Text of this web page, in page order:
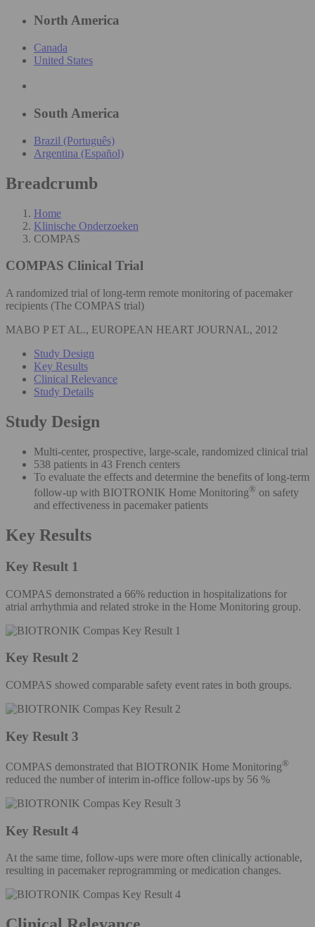
North America
Canada
United States
South America
Brazil (Português)
Argentina (Español)
Breadcrumb
Home
Klinische Onderzoeken
COMPAS
COMPAS Clinical Trial
A randomized trial of long-term remote monitoring of pacemaker
recipients (The COMPAS trial)
MABO P ET AL., EUROPEAN HEART JOURNAL, 2012
Study Design
Key Results
Clinical Relevance
Study Details
Study Design
Multi-center, prospective, large-scale, randomized clinical trial
538 patients in 43 French centers
To evaluate the effects and determine the benefits of long-term
follow-up with BIOTRONIK Home Monitoring® on safety
and effectiveness in pacemaker patients
Key Results
Key Result 1
COMPAS demonstrated a 66% reduction in hospitalizations for
atrial arrhythmia and related stroke in the Home Monitoring group.
Key Result 2
COMPAS showed comparable safety event rates in both groups.
Key Result 3
COMPAS demonstrated that BIOTRONIK Home Monitoring®
reduced the number of interim in-office follow-ups by 56 %
Key Result 4
At the same time, follow-ups were more often clinically actionable,
resulting in pacemaker reprogramming or medication changes.